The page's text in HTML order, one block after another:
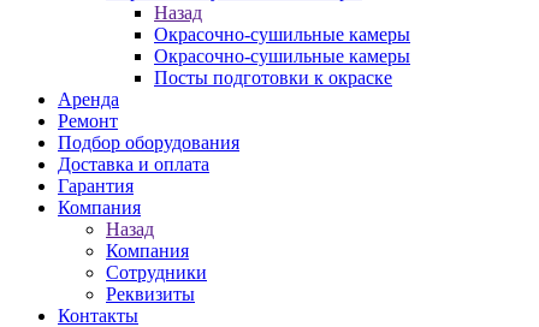
Назад
Окрасочно-сушильные камеры
Окрасочно-сушильные камеры
Посты подготовки к окраске
Аренда
Ремонт
Подбор оборудования
Доставка и оплата
Гарантия
Компания
Назад
Компания
Сотрудники
Реквизиты
Контакты